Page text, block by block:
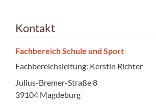
Kontakt
Fachbereich Schule und Sport
Fachbereichsleitung: Kerstin Richter
Julius-Bremer-Straße 8
39104 Magdeburg